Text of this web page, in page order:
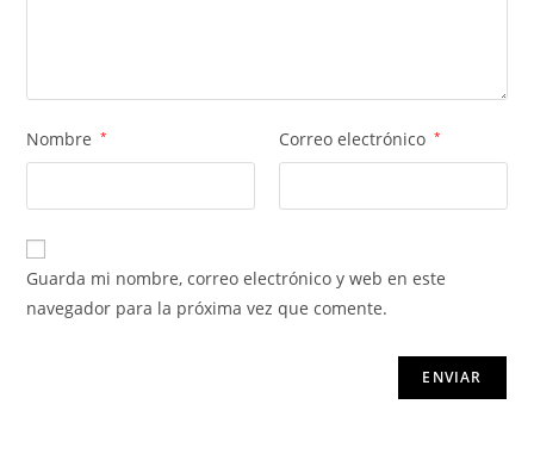
Nombre * Correo electrónico *
Guarda mi nombre, correo electrónico y web en este
navegador para la próxima vez que comente.